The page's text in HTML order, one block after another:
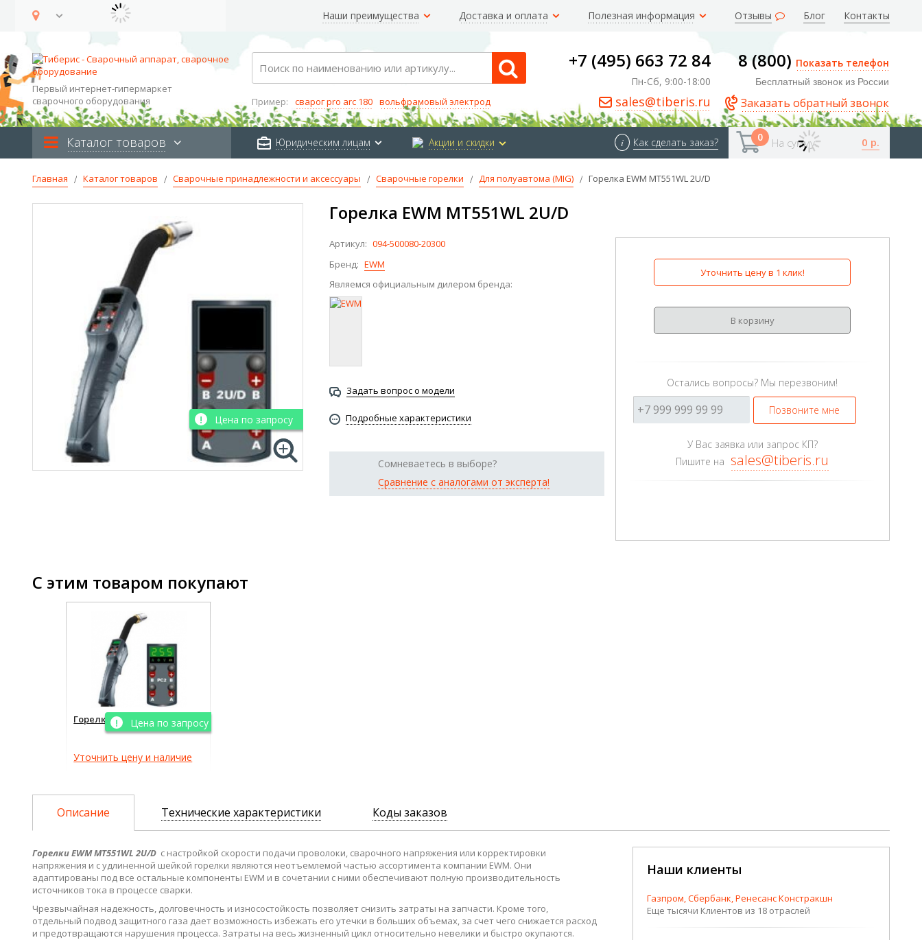
Наши преимущества Доставка и оплата Полезная информация Отзывы Блог Контакты
Первый интернет-гипермаркет
сварочного оборудования
Search
Пример: сварог pro arc 180 вольфрамовый электрод
+7 (495) 663 72 84
Пн-Сб, 9:00-18:00
sales@tiberis.ru
8 (800) Показать телефон
Бесплатный звонок из России
Заказать обратный звонок
Каталог товаров Юридическим лицам Акции и скидки 0 На сумму: 0 р.
i Как сделать заказ?
Главная Каталог товаров Сварочные принадлежности и аксессуары Сварочные горелки Для полуавтома (MIG) Горелка EWM MT551WL 2U/D
Горелка EWM MT551WL 2U/D
Артикул: 094-500080-20300
Бренд: EWM
Являемся официальным дилером бренда:
Задать вопрос о модели
Подробные характеристики
Сомневаетесь в выборе?
Сравнение с аналогами от эксперта!
Уточнить цену в 1 клик!
В корзину
Остались вопросы? Мы перезвоним!
Позвоните мне
У Вас заявка или запрос КП?
Пишите на sales@tiberis.ru
Цена по запросу
С этим товаром покупают
Цена по запросу
Горелка EWM MT551WL PC2
Уточнить цену и наличие
Описание Технические характеристики Коды заказов
Горелки EWM MT551WL 2U/D с настройкой скорости подачи проволоки, сварочного напряжения или корректировки
напряжения и с удлиненной шейкой горелки являются неотъемлемой частью ассортимента компании EWM. Они
адаптированы под все остальные компоненты EWM и в сочетании с ними обеспечивают полную производительность
источников тока в процессе сварки.
Чрезвычайная надежность, долговечность и износостойкость позволяет снизить затраты на запчасти. Кроме того,
отдельный подвод защитного газа дает возможность избежать его утечки в больших объемах, за счет чего снижается расход
и предотвращаются нарушения процесса. Затраты на весь жизненный цикл относительно невелики и быстро окупаются.
Наши клиенты
Газпром, Сбербанк, Ренесанс Констракшн
Еще тысячи Клиентов из 18 отраслей